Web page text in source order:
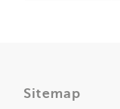
Sitemap